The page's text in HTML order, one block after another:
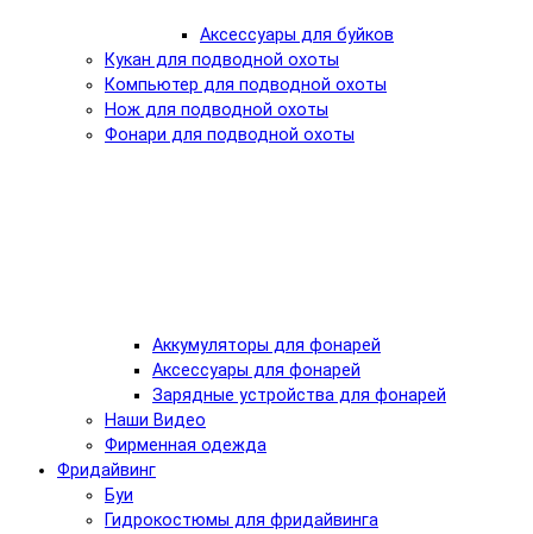
Аксессуары для буйков
Кукан для подводной охоты
Компьютер для подводной охоты
Нож для подводной охоты
Фонари для подводной охоты
Аккумуляторы для фонарей
Аксессуары для фонарей
Зарядные устройства для фонарей
Наши Видео
Фирменная одежда
Фридайвинг
Буи
Гидрокостюмы для фридайвинга